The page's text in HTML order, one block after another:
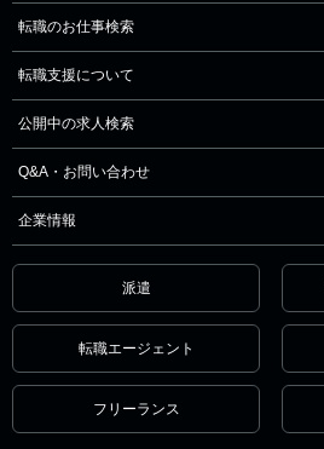
転職のお仕事検索
転職支援について
公開中の求人検索
Q&A・お問い合わせ
企業情報
派遣
転職エージェント
フリーランス